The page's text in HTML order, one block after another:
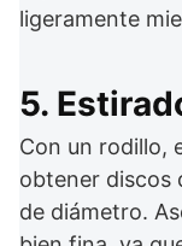
ligeramente
5.
Con un rodillo,
obtener discos
de diámetro.